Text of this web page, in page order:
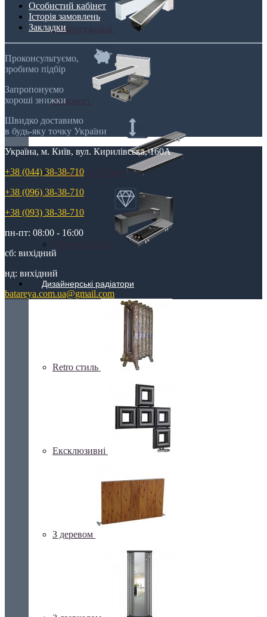
Найпотужніші
Недорогі
Низькі (до 70 мм)
Дизайнерські радіатори
Retro стиль
Ексклюзивні
З деревом
Особистий кабінет
Історія замовлень
Закладки
Проконсультуємо,
зробимо підбір
Запропонуємо
хороші знижки
Швидко доставимо
в будь-яку точку України
Україна, м. Київ, вул. Кирилівська, 160А
+38 (044) 38-38-710
+38 (096) 38-38-710
+38 (093) 38-38-710
пн-пт: 08:00 - 16:00
сб: вихідний
нд: вихідний
batareya.com.ua@gmail.com